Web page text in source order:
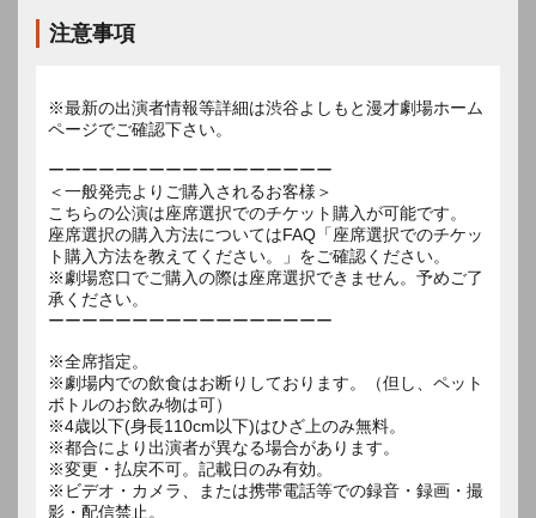
注意事項
※最新の出演者情報等詳細は渋谷よしもと漫才劇場ホーム
ページでご確認下さい。
ーーーーーーーーーーーーーーーーー
＜一般発売よりご購入されるお客様＞
こちらの公演は座席選択でのチケット購入が可能です。
座席選択の購入方法についてはFAQ「座席選択でのチケッ
ト購入方法を教えてください。」をご確認ください。
※劇場窓口でご購入の際は座席選択できません。予めご了
承ください。
ーーーーーーーーーーーーーーーーー
※全席指定。
※劇場内での飲食はお断りしております。（但し、ペット
ボトルのお飲み物は可）
※4歳以下(身長110cm以下)はひざ上のみ無料。
※都合により出演者が異なる場合があります。
※変更・払戻不可。記載日のみ有効。
※ビデオ・カメラ、または携帯電話等での録音・録画・撮
影・配信禁止。